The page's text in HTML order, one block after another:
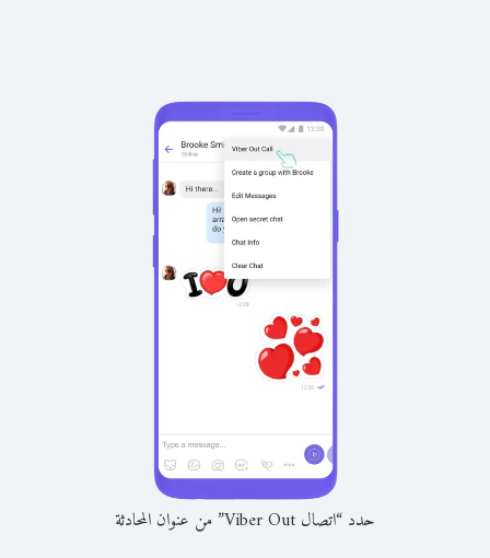
حدد “اتصال Viber Out” من عنوان المحادثة